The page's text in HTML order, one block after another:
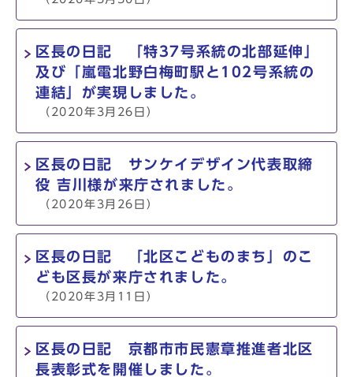
区長の日記 「特37号系統の北部延伸」
及び「嵐電北野白梅町駅と102号系統の
連結」が実現しました。
（2020年3月26日）
区長の日記 サンケイデザイン代表取締
役 吉川様が来庁されました。
（2020年3月26日）
区長の日記 「北区こどものまち」のこ
ども区長が来庁されました。
（2020年3月11日）
区長の日記 京都市市民憲章推進者北区
長表彰式を開催しました。